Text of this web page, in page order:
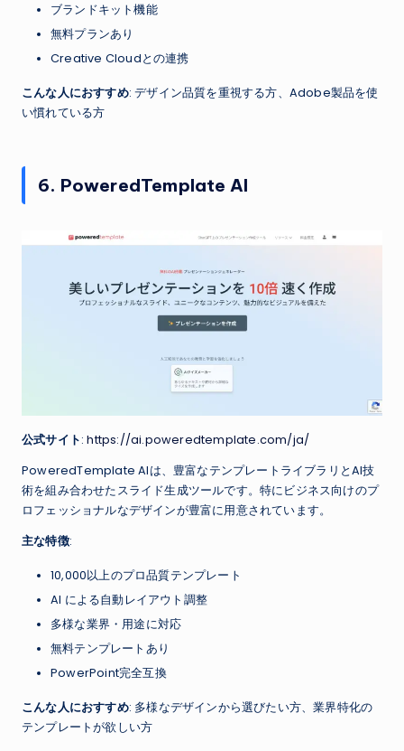
ブランドキット機能
無料プランあり
Creative Cloudとの連携
こんな人におすすめ: デザイン品質を重視する方、Adobe製品を使
い慣れている方
6. PoweredTemplate AI
公式サイト:https://ai.poweredtemplate.com/ja/
PoweredTemplate AIは、豊富なテンプレートライブラリとAI技
術を組み合わせたスライド生成ツールです。特にビジネス向けのプ
ロフェッショナルなデザインが豊富に用意されています。
主な特徴:
10,000以上のプロ品質テンプレート
AI による自動レイアウト調整
多様な業界・用途に対応
無料テンプレートあり
PowerPoint完全互換
こんな人におすすめ: 多様なデザインから選びたい方、業界特化の
テンプレートが欲しい方